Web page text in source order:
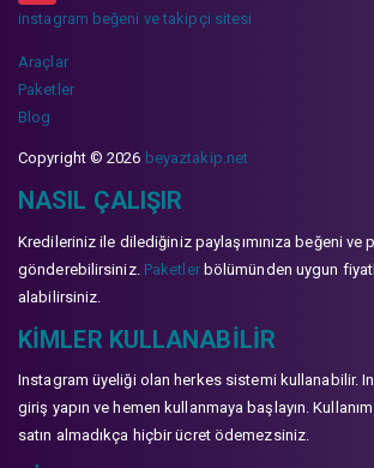
instagram beğeni ve takipçi sitesi
Araçlar
Paketler
Blog
Copyright © 2026 beyaztakip.net
NASIL ÇALIŞIR
Kredileriniz ile dilediğiniz paylaşımınıza beğeni
gönderebilirsiniz. Paketlerbölümünden uygun
alabilirsiniz.
KIMLER KULLANABILIR
Instagram üyeliği olan herkes sistemi kullanabilir.
giriş yapın ve hemen kullanmaya başlayın.
satın almadıkça hiçbir ücret ödemezsiniz.